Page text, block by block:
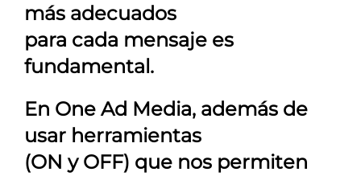
más adecuados
para cada mensaje es
fundamental.
En One Ad Media, además de
usar herramientas
(ON y OFF) que nos permiten